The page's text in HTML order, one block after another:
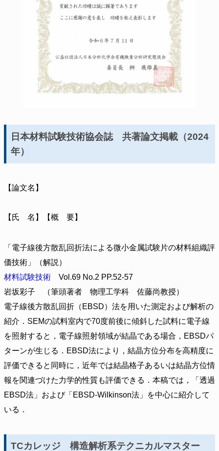
日本材料試験技術協会誌 共著論文掲載（2024
年）
【論文名】
【氏 名】【概 要】
「電子線後方散乱回折法による微小金属試験片の材料組織評
価技術」（解説）
材料試験技術 Vol.69 No.2 PP.52-57
岩坂彩子 （筆頭著者 物理工学科 佐藤尚教授）
電子線後方散乱回折（EBSD）法を用いた測定および解析の
紹介．SEMの試料室内で70度前後に傾斜した試料に電子線
を照射すると，電子線照射領域が結晶である場合，EBSDパ
ターンが生じる．EBSD法により，結晶方位分布を高精度に
評価できると同時に，近年では結晶格子あるいは結晶方位情
報を関連づけた力学的性質も評価できる．本稿では，「透過
EBSD法」および「EBSD-Wilkinson法」を中心に紹介して
いる．
TCカレッジ 構造解析系テクニカルマスター